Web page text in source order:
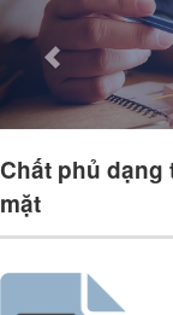
Chất phủ
mặt